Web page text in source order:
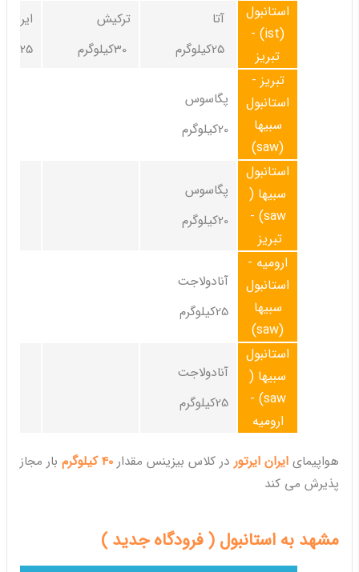
ایران
25کیلوگرم
ترکیش
آتا
استانبول
(ist) -
تبریز
پگاسوس
20کیلوگرم
تبریز -
استانبول
سبیها
(saw)
پگاسوس
20کیلوگرم
استانبول
سبیها (
saw) -
تبریز
آنادولاجت
25کیلوگرم
ارومیه -
استانبول
سبیها
(saw)
آنادولاجت
25کیلوگرم
استانبول
سبیها (
saw) -
ارومیه
هواپیمای ایران ایرتوردر کلاس بیزینس مقدار 40 کیلوگرم
بار مجاز
پذیرش می کند
مشهد به استانبول ( فرودگاه جدید )